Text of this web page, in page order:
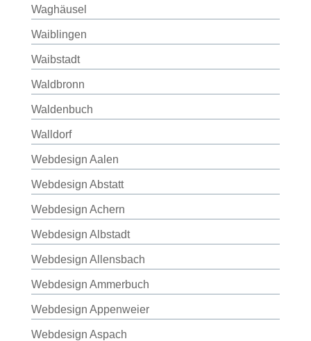
Waghäusel
Waiblingen
Waibstadt
Waldbronn
Waldenbuch
Walldorf
Webdesign Aalen
Webdesign Abstatt
Webdesign Achern
Webdesign Albstadt
Webdesign Allensbach
Webdesign Ammerbuch
Webdesign Appenweier
Webdesign Aspach